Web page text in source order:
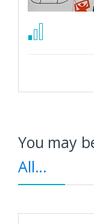
You may
All...